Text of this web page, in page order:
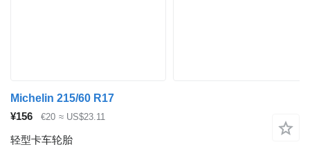
Michelin 215/60 R17
¥156
€20 ≈ US$23.11
轻型卡车轮胎